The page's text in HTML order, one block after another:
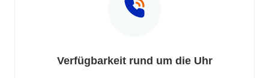
Verfügbarkeit rund um die Uhr